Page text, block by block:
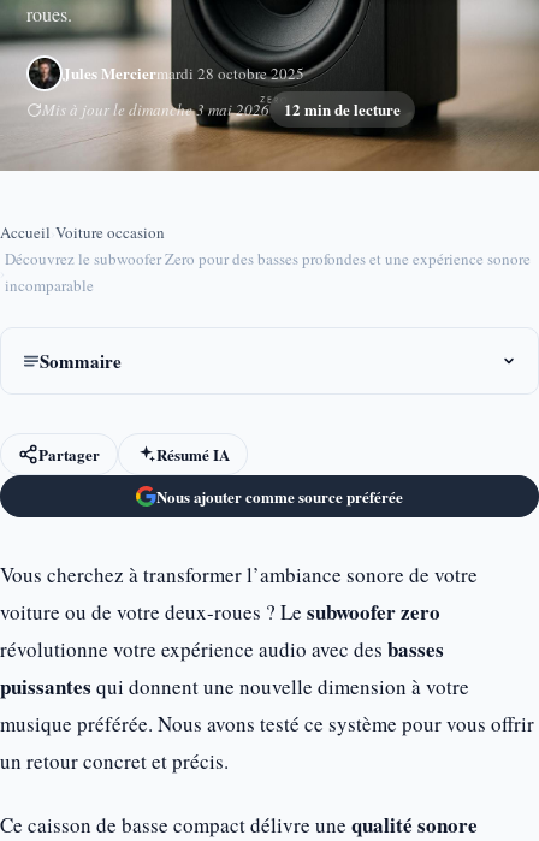
roues.
Jules Merciermardi 28 octobre 2025
Mis à jour le dimanche 3 mai 2026
12 min de lecture
Accueil Voiture occasion
Découvrez le subwoofer Zero pour des basses profondes et une expérience sonore
incomparable
Sommaire
Partager
Résumé IA
Nous ajouter comme source préférée
Vous cherchez à transformer l’ambiance sonore de votre
voiture ou de votre deux-roues ? Le subwoofer zero
révolutionne votre expérience audio avec des basses
puissantes qui donnent une nouvelle dimension à votre
musique préférée. Nous avons testé ce système pour vous offrir
un retour concret et précis.
Ce caisson de basse compact délivre une qualité sonore